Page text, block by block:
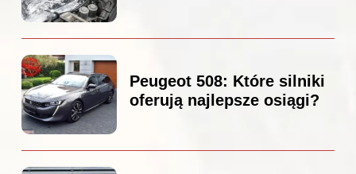
Peugeot 508: Które silniki
oferują najlepsze osiągi?